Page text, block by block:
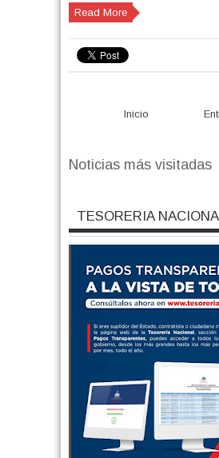
Read More
Inicio
Noticias más visitadas
TESORERIA